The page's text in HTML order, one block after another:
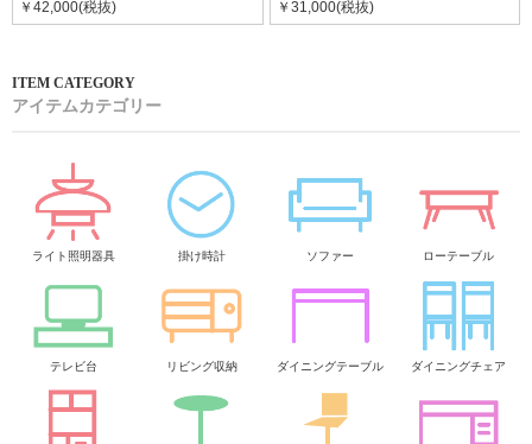
￥42,000(税抜) ￥31,000(税抜)
アイテムカテゴリー
ライト照明器具 掛け時計 ソファー ローテーブル
テレビ台 リビング収納 ダイニングテーブル ダイニングチェア